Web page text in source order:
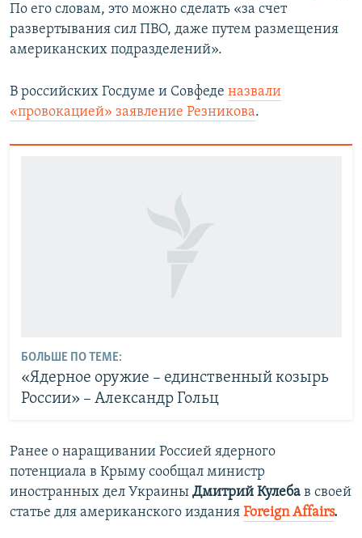
По его словам, это можно сделать «за счет
развертывания сил ПВО, даже путем размещения
американских подразделений».
В российских Госдуме и Совфеде назвали
«провокацией» заявление Резникова.
БОЛЬШЕ ПО ТЕМЕ:
«Ядерное оружие – единственный козырь
России» – Александр Гольц
Ранее о наращивании Россией ядерного
потенциала в Крыму сообщал министр
иностранных дел Украины Дмитрий Кулеба в своей
статье для американского издания Foreign Affairs.